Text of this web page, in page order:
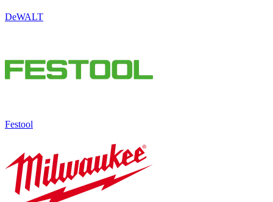
DeWALT
Festool